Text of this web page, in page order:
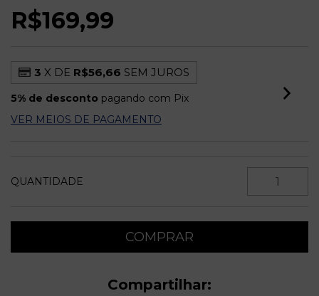
R$169,99
3 X DE R$56,66 SEM JUROS
5% de desconto pagando com Pix
VER MEIOS DE PAGAMENTO
QUANTIDADE
Compartilhar: